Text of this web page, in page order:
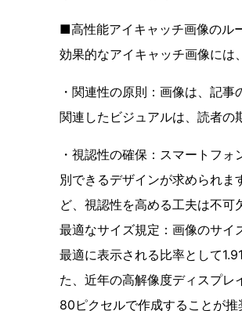
■高性能アイキャッチ画像のル
効果的なアイキャッチ画像には
・関連性の原則：画像は、記
関連したビジュアルは、読者の
・視認性の確保：スマートフ
別できるデザインが求められ
ど、視認性を高める工夫は不可
最適なサイズ規定：画像のサイ
最適に表示される比率として
た、近年の高解像度ディスプ
80ピクセルで作成することが推